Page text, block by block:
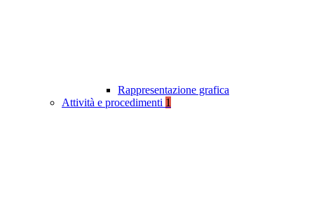
Rappresentazione grafica
Attività e procedimenti 1